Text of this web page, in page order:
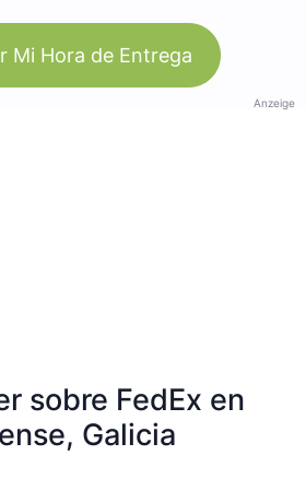
Mi Hora de Entrega
Anzeige
sobre FedEx en
Galicia